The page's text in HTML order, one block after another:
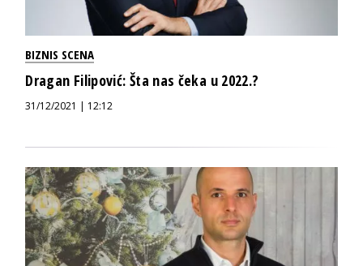
BIZNIS SCENA
Dragan Filipović: Šta nas čeka u 2022.?
31/12/2021 | 12:12